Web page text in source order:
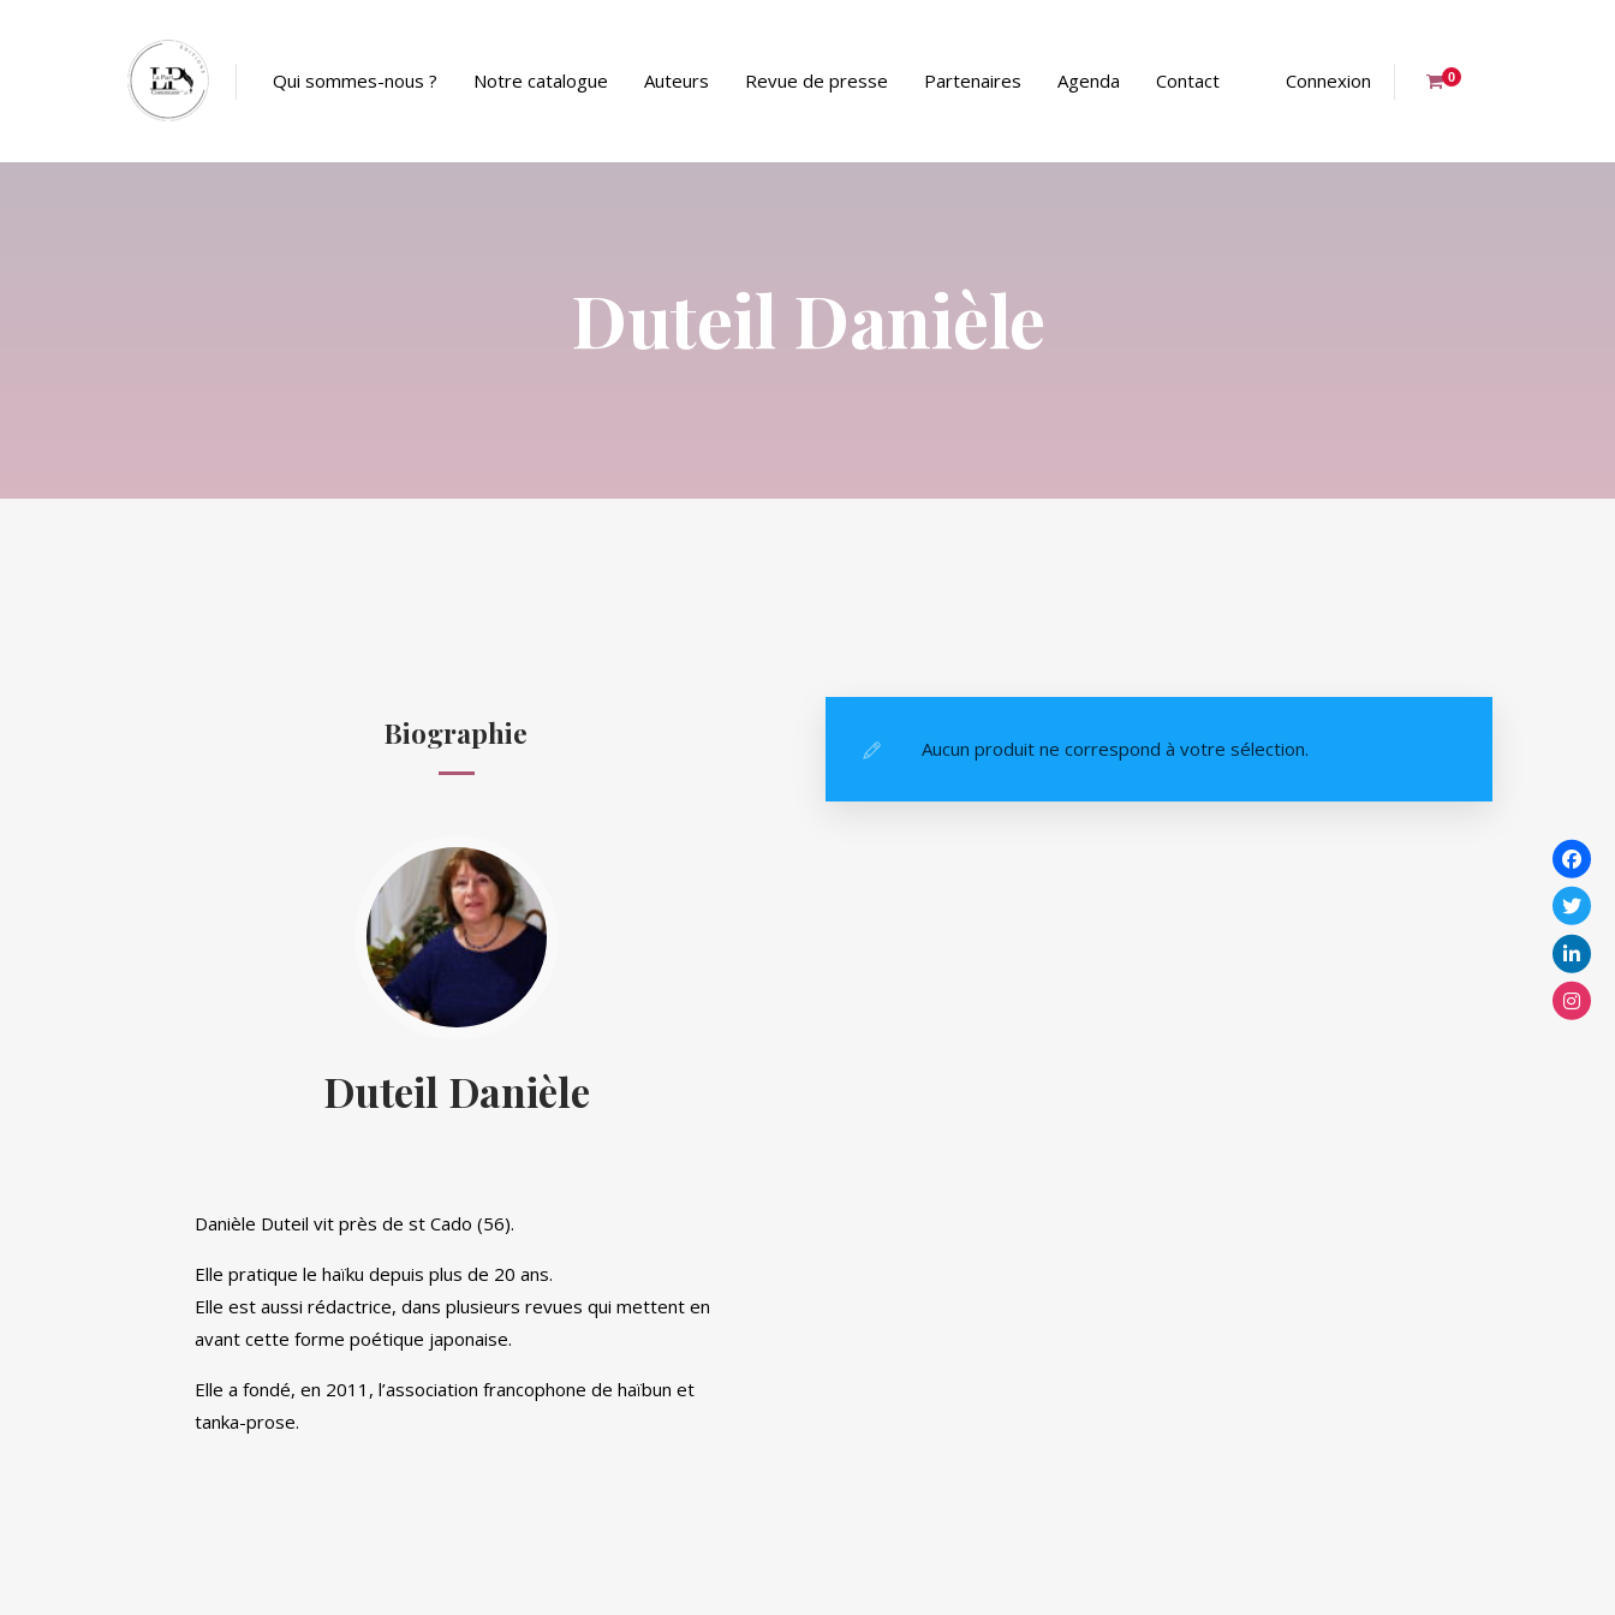
Qui sommes-nous ? Notre catalogue Auteurs Revue de presse Partenaires Agenda Contact Connexion 0
Duteil Danièle
Biographie
Duteil Danièle
Danièle Duteil vit près de st Cado (56).
Elle pratique le haïku depuis plus de 20 ans.
Elle est aussi rédactrice, dans plusieurs revues qui mettent en
avant cette forme poétique japonaise.
Elle a fondé, en 2011, l’association francophone de haïbun et
tanka-prose.
Aucun produit ne correspond à votre sélection.